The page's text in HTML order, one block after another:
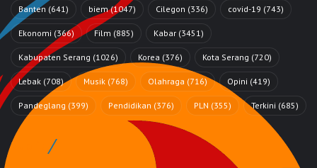
Banten (641) biem(1047) Cilegon (336) covid-19 (743)
Ekonomi (366) Film (885) Kabar (3451)
Kabupaten Serang (1026) Korea (376) Kota Serang (720)
Lebak (708) Musik (768) Olahraga (716) Opini (419)
Pandeglang (399) Pendidikan (376) PLN (355) Terkini (685)
Rubrik